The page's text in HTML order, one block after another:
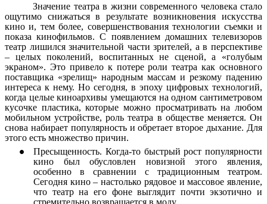
Значение театра в жизни современного человека стало
ощутимо снижаться в результате возникновения искусства
кино и, тем более, совершенствования технологии съемки и
показа кинофильмов.С появлением домашних телевизоров
театр лишился значительной части зрителей, а в перспективе
– целых поколений, воспитанных не сценой, а «голубым
экраном». Это привело к потере роли театра как основного
поставщика «зрелищ» народным массам и резкому падению
интереса к нему. Но сегодня, в эпоху цифровых технологий,
когда целые киноархивы умещаются на одном сантиметровом
кусочке пластика, которые можно просматривать на любом
мобильном устройстве, роль театра в обществе меняется. Он
снова набирает популярность и обретает второе дыхание. Для
этого есть множество причин.
Пресыщенность. Когда-то быстрый рост популярности
кино был обусловлен новизной этого явления,
особенно в сравнении с традиционным театром.
Сегодня кино – настолько рядовое и массовое явление,
что театр на его фоне выглядит почти экзотично и
стремительно возвращается в моду.